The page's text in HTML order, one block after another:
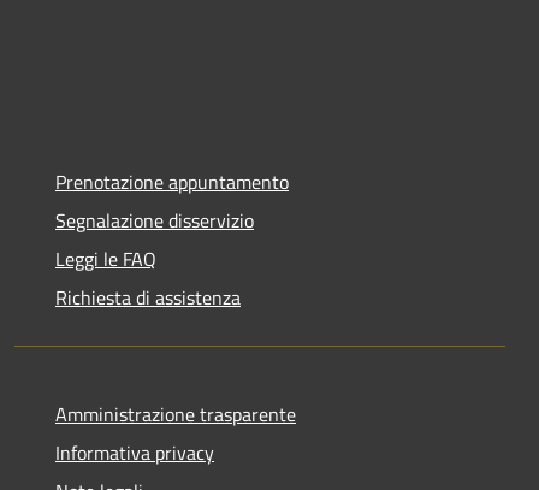
Prenotazione appuntamento
Segnalazione disservizio
Leggi le FAQ
Richiesta di assistenza
Amministrazione trasparente
Informativa privacy